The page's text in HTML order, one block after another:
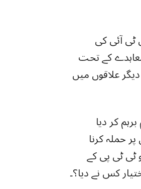
ٹی آئی کی
کے تحت
دیگر علاقوں میں
کر دیا
حملہ کرنا
ٹی ٹی پی کے
کس نے دیا؟۔